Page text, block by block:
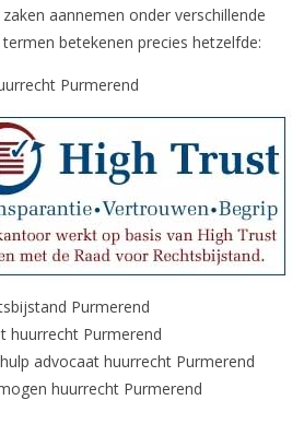
aannemen onder verschillende
betekenen precies hetzelfde:
Purmerend
Purmerend
huurrecht Purmerend
advocaat huurrecht Purmerend
huurrecht Purmerend